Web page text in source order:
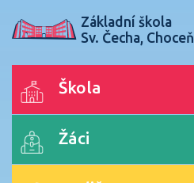
Základní škola
Sv. Čecha, Choceň
Škola
Žáci